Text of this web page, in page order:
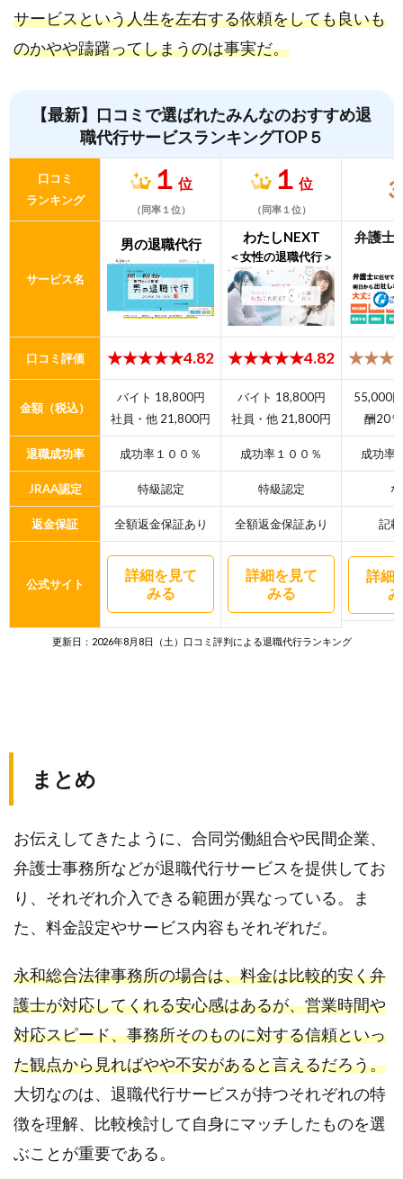
サービスという人生を左右する依頼をしても良いも
のかやや躊躇ってしまうのは事実だ。
【最新】口コミで選ばれたみんなのおすすめ退
職代行サービスランキングTOP５
口コミ
ランキング
１ 位
（同率１位）
１ 位
（同率１位）
サービス名
男の退職代行 わたしNEXT
＜女性の退職代行＞
弁護士
口コミ評価 ★★★★★4.82 ★★★★★4.82
金額（税込）
バイト 18,800円
社員・他 21,800円
バイト 18,800円
社員・他 21,800円
55,000
酬20
退職成功率 成功率１００％ 成功率１００％ 成功率
JRAA認定 特級認定 特級認定
返金保証 全額返金保証あり 全額返金保証あり 記
公式サイト
詳細を見て
みる
詳細を見て
みる
詳細
更新日：2026年8月8日（土）口コミ評判による退職代行ランキング
まとめ
お伝えしてきたように、合同労働組合や民間企業、
弁護士事務所などが退職代行サービスを提供してお
り、それぞれ介入できる範囲が異なっている。ま
た、料金設定やサービス内容もそれぞれだ。
永和総合法律事務所の場合は、料金は比較的安く弁
護士が対応してくれる安心感はあるが、営業時間や
対応スピード、事務所そのものに対する信頼といっ
た観点から見ればやや不安があると言えるだろう。
大切なのは、退職代行サービスが持つそれぞれの特
徴を理解、比較検討して自身にマッチしたものを選
ぶことが重要である。